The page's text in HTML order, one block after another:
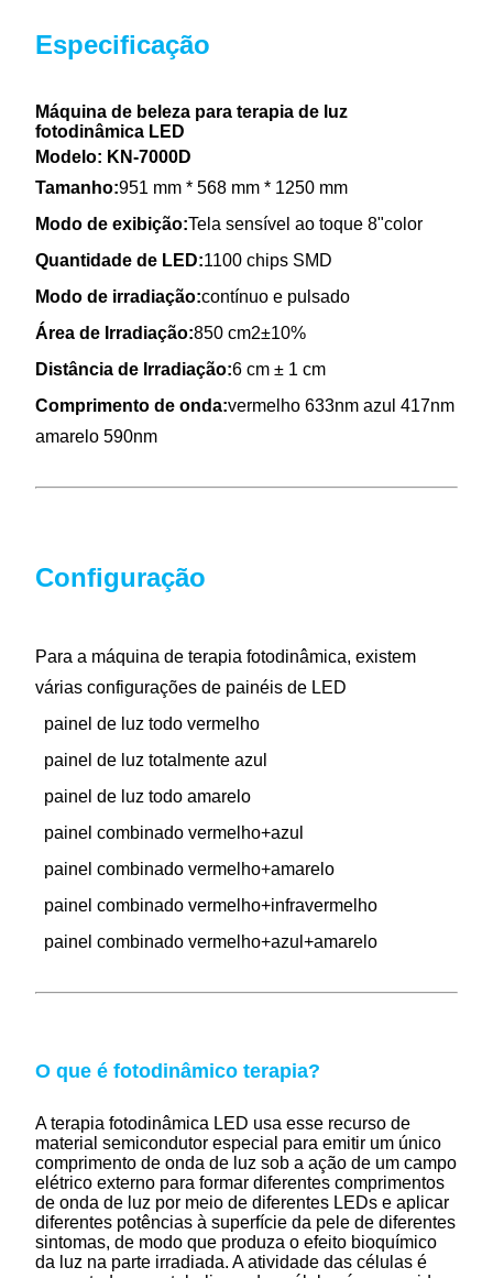
Especificação
Máquina de beleza para terapia de luz
fotodinâmica LED
Modelo: KN-7000D
Tamanho:951 mm * 568 mm * 1250 mm
Modo de exibição:Tela sensível ao toque 8"color
Quantidade de LED:1100 chips SMD
Modo de irradiação:contínuo e pulsado
Área de Irradiação:850 cm2±10%
Distância de Irradiação:6 cm ± 1 cm
Comprimento de onda:vermelho 633nm azul 417nm
amarelo 590nm
Configuração
Para a máquina de terapia fotodinâmica, existem
várias configurações de painéis de LED
painel de luz todo vermelho
painel de luz totalmente azul
painel de luz todo amarelo
painel combinado vermelho+azul
painel combinado vermelho+amarelo
painel combinado vermelho+infravermelho
painel combinado vermelho+azul+amarelo
O que é fotodinâmico terapia?
A terapia fotodinâmica LED usa esse recurso de
material semicondutor especial para emitir um único
comprimento de onda de luz sob a ação de um campo
elétrico externo para formar diferentes comprimentos
de onda de luz por meio de diferentes LEDs e aplicar
diferentes potências à superfície da pele de diferentes
sintomas, de modo que produza o efeito bioquímico
da luz na parte irradiada. A atividade das células é